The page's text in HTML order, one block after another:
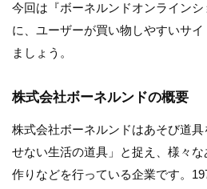
今回は『ボーネルンドオンライン
に、ユーザーが買い物しやすいサ
ましょう。
株式会社ボーネルンドの概要
株式会社ボーネルンドはあそび道
せない生活の道具」と捉え、様々
作りなどを行っている企業です。